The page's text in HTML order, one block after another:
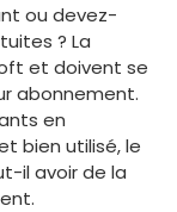
ou devez-
? La
et doivent se
abonnement.
en
bien utilisé, le
il avoir de la